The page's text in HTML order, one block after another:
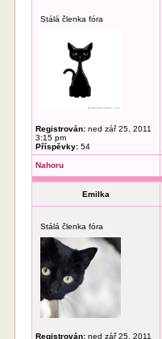
Stálá členka fóra
Registrován: ned zář 25, 2011
3:15 pm
Příspěvky: 54
Nahoru
Emilka
Stálá členka fóra
Registrován: ned zář 25, 2011